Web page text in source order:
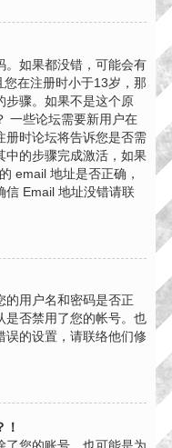
。如果都没错，可能会有
在注册时小于13岁，那
步骤。如果不是这个原
一些论坛需要新用户在
册时论坛将告诉您是否需
中的步骤完成激活，如果
email 地址是否正确，
信 Email 地址没错请联
的用户名和密码是否正
是否禁用了您的帐号。也
误的设置，请联络他们修
了您的账号。也可能是为